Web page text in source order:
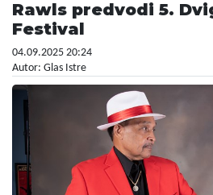
Rawls predvodi 5.
Festival
04.09.2025 20:24
Autor: Glas Istre